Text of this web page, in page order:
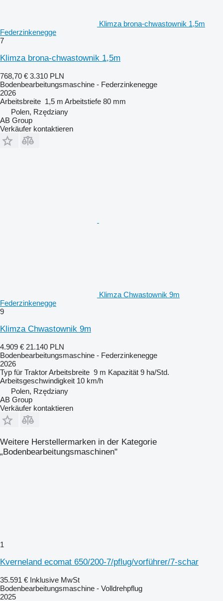
Klimza brona-chwastownik 1,5m
Federzinkenegge
7
Klimza brona-chwastownik 1,5m
768,70 € 3.310 PLN
Bodenbearbeitungsmaschine - Federzinkenegge
2026
Arbeitsbreite 1,5 m Arbeitstiefe 80 mm
Polen, Rzędziany
AB Group
Verkäufer kontaktieren
Klimza Chwastownik 9m
Federzinkenegge
9
Klimza Chwastownik 9m
4.909 € 21.140 PLN
Bodenbearbeitungsmaschine - Federzinkenegge
2026
Typ für TraktorArbeitsbreite 9 m Kapazität 9 ha/Std.
Arbeitsgeschwindigkeit 10 km/h
Polen, Rzędziany
AB Group
Verkäufer kontaktieren
Weitere Herstellermarken in der Kategorie
„Bodenbearbeitungsmaschinen"
1
Kverneland ecomat 650/200-7/pflug/vorführer/7-schar
35.591 € Inklusive MwSt
Bodenbearbeitungsmaschine - Volldrehpflug
2025